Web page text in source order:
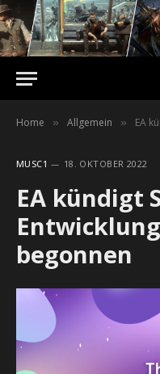
Home » Allgemein » EA
MUSC1 18. OKTOBER 2022
EA kündigt
begonnen